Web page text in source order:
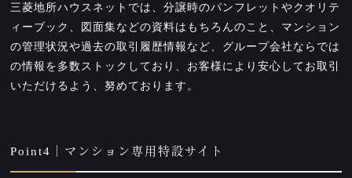
三菱地所ハウスネットでは、分譲時のパンフレットやクオリテ
ィーブック、図面集などの資料はもちろんのこと、マンション
の管理状況や過去の取引履歴情報など、グループ会社ならでは
の情報を多数ストックしており、お客様により安心してお取引
いただけるよう、努めております。
Point4｜マンション専用特設サイト